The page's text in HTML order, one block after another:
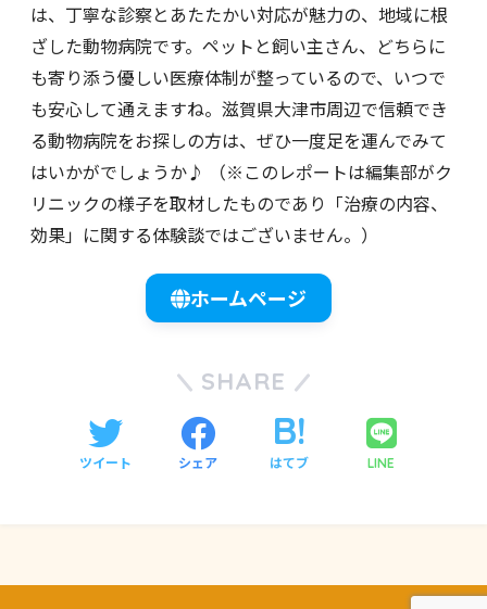
は、丁寧な診察とあたたかい対応が魅力の、地域に根
ざした動物病院です。ペットと飼い主さん、どちらに
も寄り添う優しい医療体制が整っているので、いつで
も安心して通えますね。滋賀県大津市周辺で信頼でき
る動物病院をお探しの方は、ぜひ一度足を運んでみて
はいかがでしょうか♪ （※このレポートは編集部がク
リニックの様子を取材したものであり「治療の内容、
効果」に関する体験談ではございません。）
ホームページ
SHARE
ツイート シェア はてブ LINE